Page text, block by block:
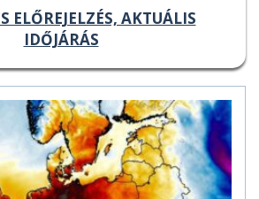
ELŐREJELZÉS, AKTUÁLIS
IDŐJÁRÁS